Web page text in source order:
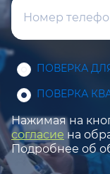
ПОВЕРКА
ПОВЕРКА
Нажимая на
согласие на
Подробнее об